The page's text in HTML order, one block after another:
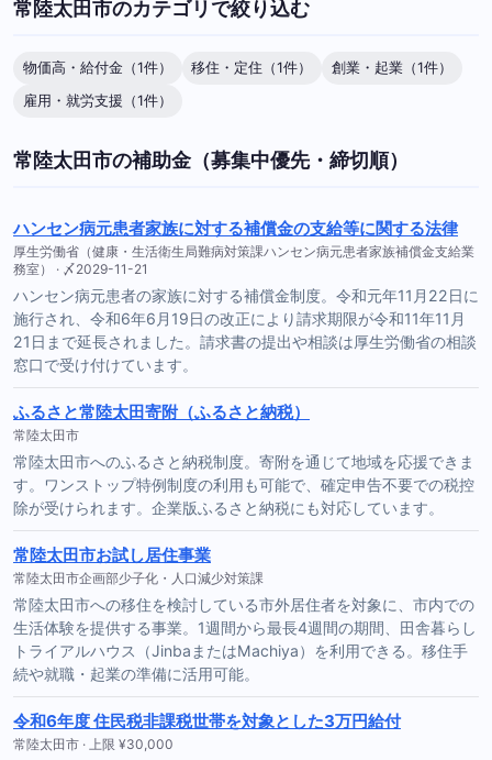
常陸太田市のカテゴリで絞り込む
物価高・給付金（1件） 移住・定住（1件）
創業・起業（1件）
雇用・就労支援（1件）
常陸太田市の補助金（募集中優先・締切順）
ハンセン病元患者家族に対する補償金の支給等に関する法律
厚生労働省（健康・生活衛生局難病対策課ハンセン病元患者家族補償金支給業
務室） · 〆2029-11-21
ハンセン病元患者の家族に対する補償金制度。令和元年11月22日に
施行され、令和6年6月19日の改正により請求期限が令和11年11月
21日まで延長されました。請求書の提出や相談は厚生労働省の相談
窓口で受け付けています。
ふるさと常陸太田寄附（ふるさと納税）
常陸太田市
常陸太田市へのふるさと納税制度。寄附を通じて地域を応援できま
す。ワンストップ特例制度の利用も可能で、確定申告不要での税控
除が受けられます。企業版ふるさと納税にも対応しています。
常陸太田市お試し居住事業
常陸太田市企画部少子化・人口減少対策課
常陸太田市への移住を検討している市外居住者を対象に、市内での
生活体験を提供する事業。1週間から最長4週間の期間、田舎暮らし
トライアルハウス（JinbaまたはMachiya）を利用できる。移住手
続や就職・起業の準備に活用可能。
令和6年度 住民税非課税世帯を対象とした3万円給付
常陸太田市 · 上限 ¥30,000